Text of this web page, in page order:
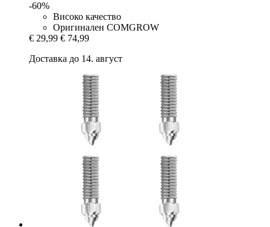
-60%
Високо качество
Оригинален COMGROW
€ 29,99 € 74,99
Доставка до 14. август